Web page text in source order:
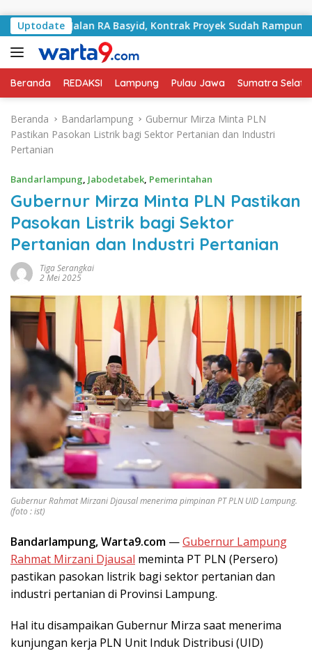
Uptodate
Jalan RA Basyid, Kontrak Proyek Sudah Rampung
Beranda REDAKSI Lampung Pulau Jawa Sumatra
Beranda Bandarlampung
Gubernur Mirza Minta PLN
Pastikan Pasokan Listrik bagi Sektor Pertanian dan Industri
Pertanian
Bandarlampung, Jabodetabek, Pemerintahan
Gubernur Mirza Minta PLN Pastikan
Pasokan Listrik bagi Sektor
Pertanian dan Industri Pertanian
Tiga Serangkai
2 Mei 2025
Gubernur Rahmat Mirzani Djausal menerima pimpinan PT PLN UID Lampung.
(foto : ist)
Bandarlampung, Warta9.com —Gubernur Lampung
Rahmat Mirzani Djausal meminta PT PLN (Persero)
pastikan pasokan listrik bagi sektor pertanian dan
industri pertanian di Provinsi Lampung.
Hal itu disampaikan Gubernur Mirza saat menerima
kunjungan kerja PLN Unit Induk Distribusi (UID)